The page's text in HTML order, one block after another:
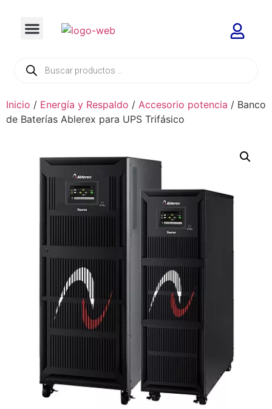
Inicio / Energía y Respaldo / Accesorio potencia / Banco
de Baterías Ablerex para UPS Trifásico